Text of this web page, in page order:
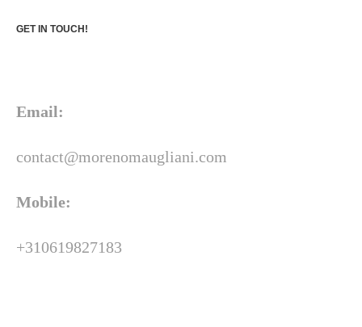
GET IN TOUCH!
Email:
contact@morenomaugliani.com
Mobile:
+310619827183